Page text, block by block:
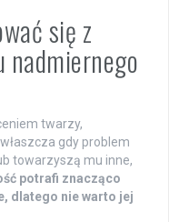
się z
nadmiernego
twarzy,
gdy problem
towarzyszą mu inne,
potrafi znacząco
dlatego nie warto jej